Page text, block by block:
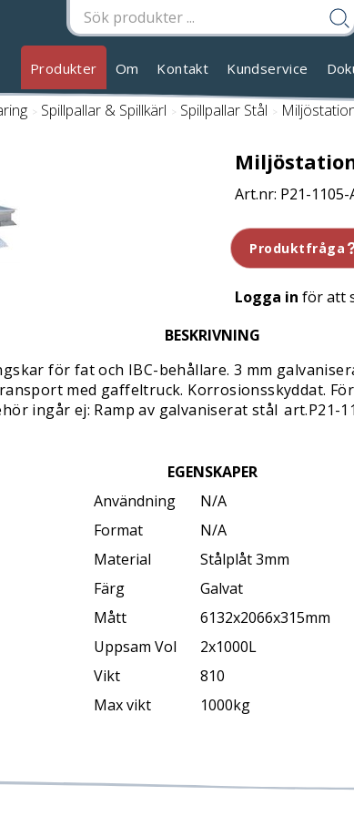
Produkter Om Kontakt Kundservice
/ Spillpallar & Spillkärl / Spillpallar Stål /
P21-1105-
Produktfråga
Logga in för att
BESKRIVNING
för fat och IBC-behållare. 3 mm
med gaffeltruck. Korrosionsskyddat.
ingår ej: Ramp av galvaniserat stål art.P21-
EGENSKAPER
Användning
N/A
Format
N/A
Material
Stålplåt 3mm
Färg
Galvat
Mått
6132x2066x315mm
Uppsam Vol
2x1000L
Vikt
810
Max vikt
1000kg